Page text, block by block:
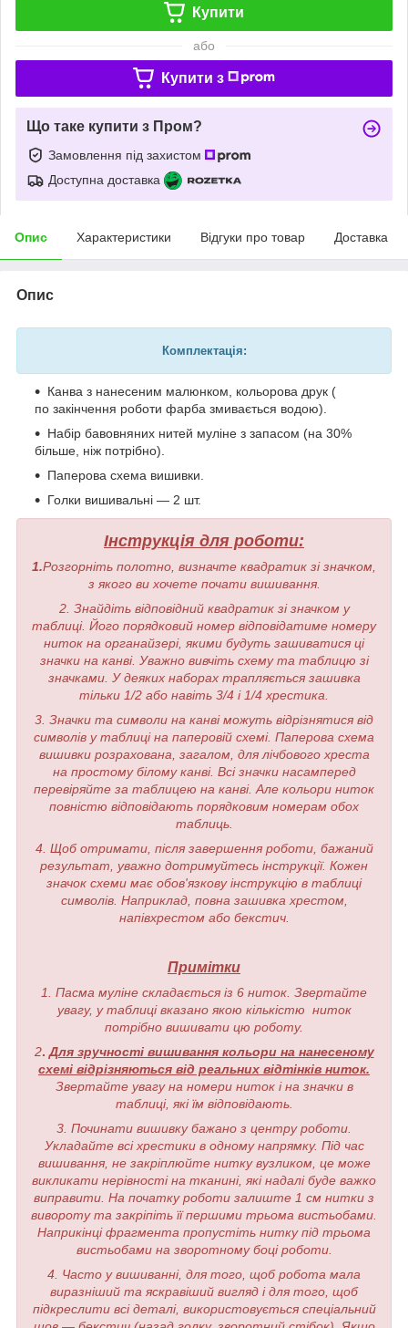
Купити
або
Купити з
Що таке купити з Пром?
Замовлення під захистом
Доступна доставка
Опис Характеристики Відгуки про товар Доставка
Опис
Комплектація:
Канва з нанесеним малюнком, кольорова друк (
по закінчення роботи фарба змивається водою).
Набір бавовняних нитей муліне з запасом (на 30%
більше, ніж потрібно).
Паперова схема вишивки.
Голки вишивальні — 2 шт.
Інструкція для роботи:
1.Розгорніть полотно, визначте квадратик зі значком,
з якого ви хочете почати вишивання.
2. Знайдіть відповідний квадратик зі значком у
таблиці. Його порядковий номер відповідатиме номеру
ниток на органайзері, якими будуть зашиватися ці
значки на канві. Уважно вивчіть схему та таблицю зі
значками. У деяких наборах трапляється зашивка
тільки 1/2 або навіть 3/4 і 1/4 хрестика.
3. Значки та символи на канві можуть відрізнятися від
символів у таблиці на паперовій схемі. Паперова схема
вишивки розрахована, загалом, для лічбового хреста
на простому білому канві. Всі значки насамперед
перевіряйте за таблицею на канві. Але кольори ниток
повністю відповідають порядковим номерам обох
таблиць.
4. Щоб отримати, після завершення роботи, бажаний
результат, уважно дотримуйтесь інструкції. Кожен
значок схеми має обов'язкову інструкцію в таблиці
символів. Наприклад, повна зашивка хрестом,
напівхрестом або бекстич.
Примітки
1. Пасма муліне складається із 6 ниток. Звертайте
увагу, у таблиці вказано якою кількістю ниток
потрібно вишивати цю роботу.
2. Для зручності вишивання кольори на нанесеному
схемі відрізняються від реальних відтінків ниток.
Звертайте увагу на номери ниток і на значки в
таблиці, які їм відповідають.
3. Починати вишивку бажано з центру роботи.
Укладайте всі хрестики в одному напрямку. Під час
вишивання, не закріплюйте нитку вузликом, це може
викликати нерівності на тканині, які надалі буде важко
виправити. На початку роботи залиште 1 см нитки з
вивороту та закріпіть її першими трьома вистьобами.
Наприкінці фрагмента пропустіть нитку під трьома
вистьобами на зворотному боці роботи.
4. Часто у вишиванні, для того, щоб робота мала
виразніший та яскравіший вигляд і для того, щоб
підкреслити всі деталі, використовується спеціальний